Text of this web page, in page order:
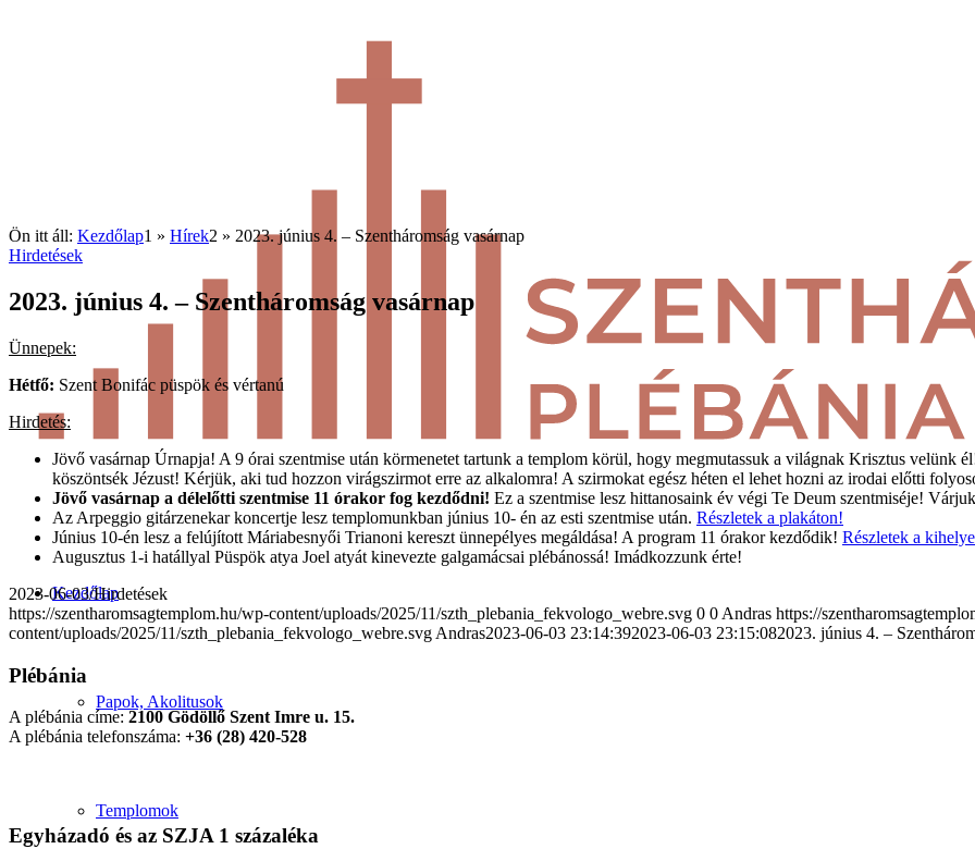
Kezdőlap
Papok, Akolitusok
Templomok
Ön itt áll: Kezdőlap1 » Hírek2 » 2023. június 4. – Szentháromság vasárnap
Hirdetések
2023. június 4. – Szentháromság vasárnap
Ünnepek:
Hétfő: Szent Bonifác püspök és vértanú
Hirdetés:
Jövő vasárnap Úrnapja! A 9 órai szentmise után körmenetet tartunk a templom körül, hogy megmutassuk a világnak Krisztus velünk
köszöntsék Jézust! Kérjük, aki tud hozzon virágszirmot erre az alkalomra! A szirmokat egész héten el lehet hozni az irodai előtti
Jövő vasárnap a délelőtti szentmise 11 órakor fog kezdődni! Ez a szentmise lesz hittanosaink év végi Te Deum szentmiséje!
Az Arpeggio gitárzenekar koncertje lesz templomunkban június 10- én az esti szentmise után. Részletek a plakáton!
Június 10-én lesz a felújított Máriabesnyői Trianoni kereszt ünnepélyes megáldása! A program 11 órakor kezdődik! Részletek a
Augusztus 1-i hatállyal Püspök atya Joel atyát kinevezte galgamácsai plébánossá! Imádkozzunk érte!
2023-06-03/Hirdetések
https://szentharomsagtemplom.hu/wp-content/uploads/2025/11/szth_plebania_fekvologo_webre.svg 0 0 Andras https://
content/uploads/2025/11/szth_plebania_fekvologo_webre.svg Andras2023-06-03 23:14:392023-06-03 23:15:082023. június 4. –
Plébánia
A plébánia címe: 2100 Gödöllő Szent Imre u. 15.
A plébánia telefonszáma: +36 (28) 420-528
Egyházadó és az SZJA 1 százaléka